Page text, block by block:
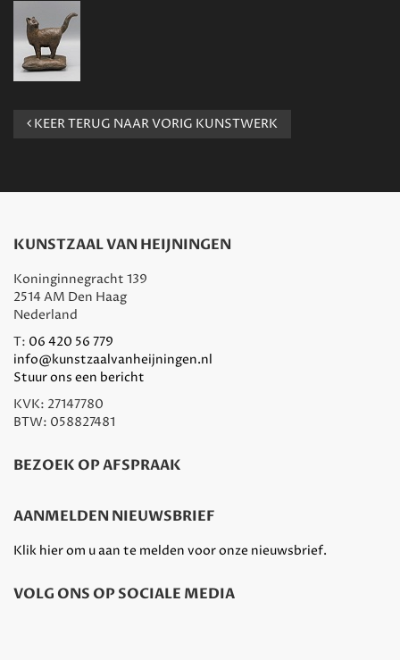
KEER TERUG NAAR VORIG KUNSTWERK
KUNSTZAAL VAN HEIJNINGEN
Koninginnegracht 139
2514 AM Den Haag
Nederland
T: 06 420 56 779
info@kunstzaalvanheijningen.nl
Stuur ons een bericht
KVK: 27147780
BTW: 058827481
BEZOEK OP AFSPRAAK
AANMELDEN NIEUWSBRIEF
Klik hier om u aan te melden voor onze nieuwsbrief.
VOLG ONS OP SOCIALE MEDIA